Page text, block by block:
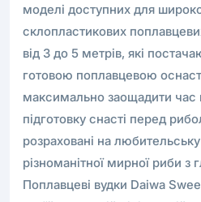
моделі доступних для
склопластикових
від 3 до 5 метрів, які
готовою поплавцевою
максимально заощадити час
підготовку снасті перед
розраховані на
різноманітної мирної риби
Поплавцеві вудки Daiwa